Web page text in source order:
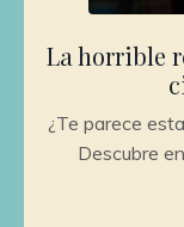
La horrible
¿Te parece
Descubre